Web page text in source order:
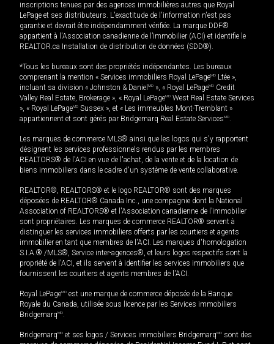
inscriptions tenues par des agences immobilières autres que Royal
LePage et ses distributeurs. L'exactitude de l'information n'est pas
garantie et devrait être indépendamment vérifiée. La marque DDF®
appartient à l'Association canadienne de l’immobilier (ACI) et identifie le
REALTOR.ca Installation de distribution de données (SDD®).
*Tous les bureaux sont des propriétés indépendantes. Les bureaux
comprenant la mention « Services immobiliers Royal LePageMD Ltée »,
incluant sa division « Johnston & Daniel MD », « Royal LePageMD Credit
Valley Real Estate, Brokerage », « Royal LePageMD West Real Estate Services
», « Royal LePageMD Sussex », et « Les immeubles Mont-Tremblant »
appartiennent et sont gérés par Bridgemarq Real Estate ServicesMD.
Les marques de commerce MLS® ainsi que les logos qui s'y rapportent
désignent les services professionnels rendus par les membres
REALTORS® de l'ACI en vue de l'achat, de la vente et de la location de
biens immobiliers dans le cadre d'un système de vente collaborative.
REALTOR®, REALTORS® et le logo REALTOR® sont des marques
déposées de REALTOR® Canada Inc., une compagnie dont la National
Association of REALTORS® et l'Association canadienne de l’immobilier
sont propriétaires. Les marques de commerce REALTOR® servent à
distinguer les services immobiliers offerts par les courtiers et agents
immobilier en tant que membres de l'ACI. Les marques d'homologation
S.I.A.® /MLS®, Service inter-agences®, et leurs logos respectifs sont la
propriété de l'ACI, et ils servent à identifier les services immobiliers que
fournissent les courtiers et agents membres de l'ACI.
Royal LePageMD est une marque de commerce déposée de la Banque
Royale du Canada, utilisée sous licence par les Services immobiliers
BridgemarqMD.
BridgemarqMD et ses logos / Services immobiliers BridgemarqMD sont des